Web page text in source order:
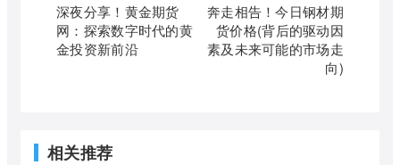
深夜分享！黄金期货
网：探索数字时代的黄
金投资新前沿
奔走相告！今日钢材期
货价格(背后的驱动因
素及未来可能的市场走
向)
相关推荐